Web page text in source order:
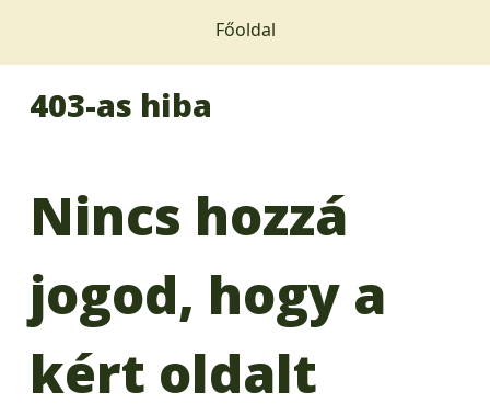
Főoldal
403-as hiba
Nincs hozzá
jogod, hogy a
kért oldalt